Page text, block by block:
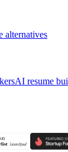
alternatives
AI resume